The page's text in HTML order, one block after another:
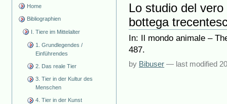
Home
Bibliographien
I. Tiere im Mittelalter
1. Grundlegendes /
Einführendes
2. Das reale Tier
3. Tier in der Kultur des
Menschen
4. Tier in der Kunst
Lo studio del
bottega
In: Il mondo animale –
487.
by Bibuser — last modified